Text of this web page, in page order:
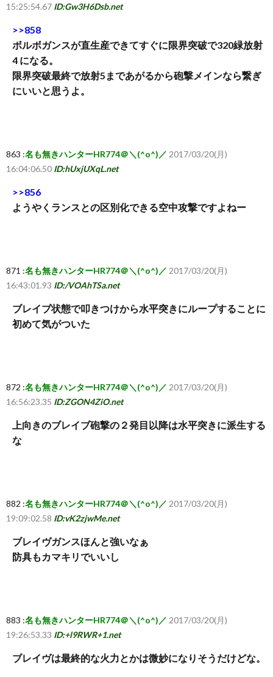
15:25:54.67 ID:Gw3H6Dsb.net
>>858
ボルボガンスが直生産できてすぐに限界突破で320緑放射
4 になる。
限界突破最終で放射5まであがるから砲撃メインなら繋ぎ
にいいと思うよ。
863 :名も無きハンターHR774＠＼(^o^)／ 2017/03/20(月)
16:04:06.50 ID:hUxjUXqL.net
>>856
ようやくランスとの区別化できる空中攻撃ですよねー
871 :名も無きハンターHR774＠＼(^o^)／ 2017/03/20(月)
16:43:01.93 ID:/VOAhTSa.net
ブレイブ状態で叩きつけから水平突きにループすることに
初めて気がついた
872 :名も無きハンターHR774＠＼(^o^)／ 2017/03/20(月)
16:56:23.35 ID:ZGON4ZiO.net
上向きのブレイブ砲撃の２発目以降は水平突きに派生する
な
882 :名も無きハンターHR774＠＼(^o^)／ 2017/03/20(月)
19:09:02.58 ID:vK2zjwMe.net
ブレイヴガンスほんと強いなぁ
防具もカマキリでいいし
883 :名も無きハンターHR774＠＼(^o^)／ 2017/03/20(月)
19:26:53.33 ID:+l9RWR+1.net
ブレイヴは最終的な火力とかは微妙になりそうだけどな。